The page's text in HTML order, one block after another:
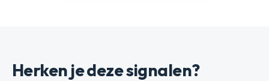
Herken je deze signalen?